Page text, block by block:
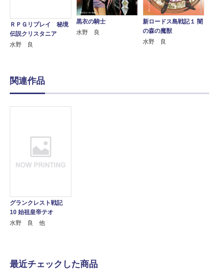
ＲＰＧリプレイ 秘境
伝説クリスタニア
水野 良
黒衣の騎士
水野 良
新ロードス島戦記１ 闇
の森の魔獣
水野 良
関連作品
グランクレスト戦記
10 始祖皇帝テオ
水野 良 他
最近チェックした商品